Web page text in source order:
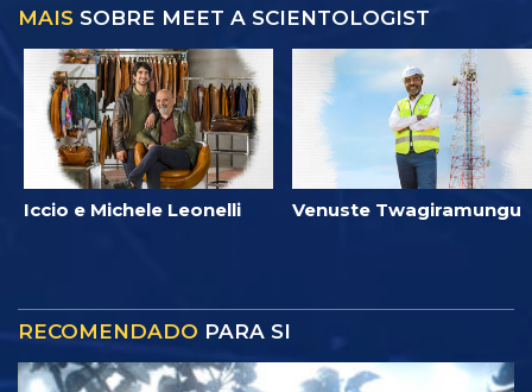
MAIS SOBRE MEET A SCIENTOLOGIST
Iccio e Michele Leonelli Venuste Twagiramungu
RECOMENDADO PARA SI